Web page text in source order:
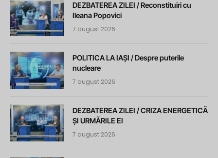
DEZBATEREA ZILEI / Reconstituiri cu
Ileana Popovici
7 august 2026
POLITICA LA IAȘI / Despre puterile
nucleare
7 august 2026
DEZBATEREA ZILEI / CRIZA ENERGETICĂ
ȘI URMĂRILE EI
7 august 2026